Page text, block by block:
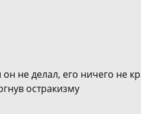
он не делал, его ничего не
остракизму